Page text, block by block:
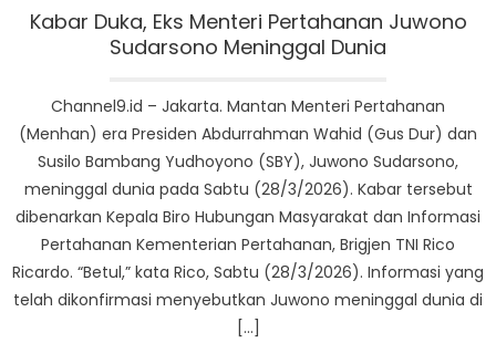
Kabar Duka, Eks Menteri Pertahanan Juwono
Sudarsono Meninggal Dunia
Channel9.id – Jakarta. Mantan Menteri Pertahanan
(Menhan) era Presiden Abdurrahman Wahid (Gus Dur) dan
Susilo Bambang Yudhoyono (SBY), Juwono Sudarsono,
meninggal dunia pada Sabtu (28/3/2026). Kabar tersebut
dibenarkan Kepala Biro Hubungan Masyarakat dan Informasi
Pertahanan Kementerian Pertahanan, Brigjen TNI Rico
Ricardo. “Betul,” kata Rico, Sabtu (28/3/2026). Informasi yang
telah dikonfirmasi menyebutkan Juwono meninggal dunia di
[…]